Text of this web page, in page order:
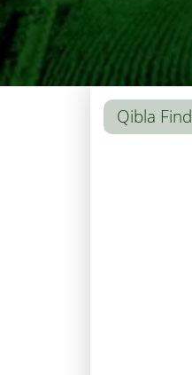
Qibla